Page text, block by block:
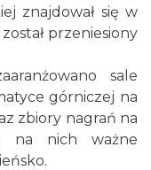
znajdował się w
przeniesiony
sale
górniczej na
zbiory nagrań na
na nich ważne